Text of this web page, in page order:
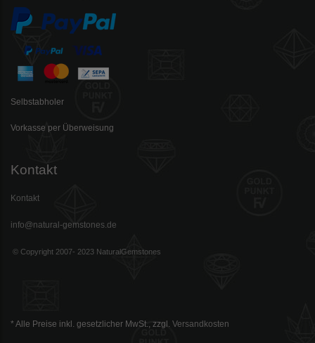
Selbstabholer
Vorkasse per Überweisung
Kontakt
Kontakt
info@natural-gemstones.de
© Copyright 2007- 2023 NaturalGemstones
* Alle Preise inkl. gesetzlicher MwSt., zzgl. Versandkosten